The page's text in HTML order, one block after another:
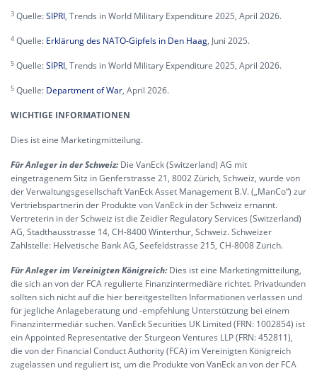
3 Quelle:SIPRI, Trends in World Military Expenditure 2025, April 2026.
4 Quelle: Erklärung des NATO-Gipfels in Den Haag, Juni 2025.
5 Quelle:SIPRI, Trends in World Military Expenditure 2025, April 2026.
5 Quelle: Department of War, April 2026.
WICHTIGE INFORMATIONEN
Dies ist eine Marketingmitteilung.
Für Anleger in der Schweiz:Die VanEck (Switzerland) AG mit
eingetragenem Sitz in Genferstrasse 21, 8002 Zürich, Schweiz, wurde von
der Verwaltungsgesellschaft VanEck Asset Management B.V. („ManCo“) zur
Vertriebspartnerin der Produkte von VanEck in der Schweiz ernannt.
Vertreterin in der Schweiz ist die Zeidler Regulatory Services (Switzerland)
AG, Stadthausstrasse 14, CH-8400 Winterthur, Schweiz. Schweizer
Zahlstelle: Helvetische Bank AG, Seefeldstrasse 215, CH-8008 Zürich.
Für Anleger im Vereinigten Königreich:Dies ist eine Marketingmitteilung,
die sich an von der FCA regulierte Finanzintermediäre richtet. Privatkunden
sollten sich nicht auf die hier bereitgestellten Informationen verlassen und
für jegliche Anlageberatung und -empfehlung Unterstützung bei einem
Finanzintermediär suchen. VanEck Securities UK Limited (FRN: 1002854) ist
ein Appointed Representative der Sturgeon Ventures LLP (FRN: 452811),
die von der Financial Conduct Authority (FCA) im Vereinigten Königreich
zugelassen und reguliert ist, um die Produkte von VanEck an von der FCA